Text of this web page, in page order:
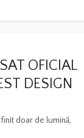
OFICIAL
DESIGN
doar de lumină,